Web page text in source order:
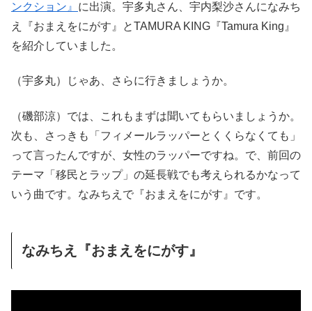
ンクション』 に出演。宇多丸さん、宇内梨沙さんになみち
え『おまえをにがす』とTAMURA KING『Tamura King』
を紹介していました。
（宇多丸）じゃあ、さらに行きましょうか。
（磯部涼）では、これもまずは聞いてもらいましょうか。
次も、さっきも「フィメールラッパーとくくらなくても」
って言ったんですが、女性のラッパーですね。で、前回の
テーマ「移民とラップ」の延長戦でも考えられるかなって
いう曲です。なみちえで『おまえをにがす』です。
なみちえ『おまえをにがす』